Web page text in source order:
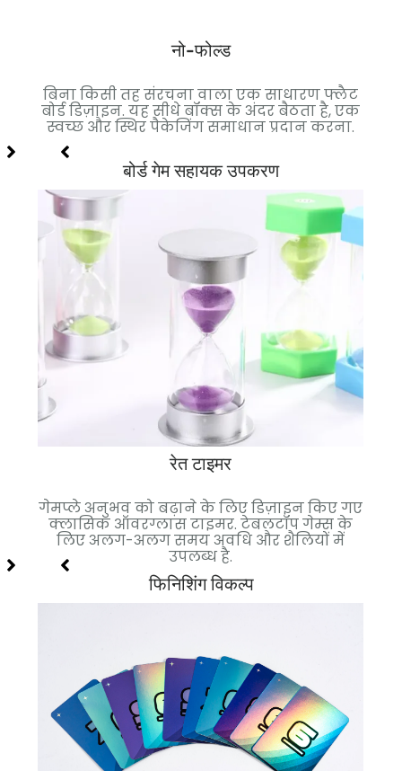
नो-फोल्ड
बिना किसी तह संरचना वाला एक साधारण फ्लैट
बोर्ड डिज़ाइन. यह सीधे बॉक्स के अंदर बैठता है, एक
स्वच्छ और स्थिर पैकेजिंग समाधान प्रदान करना.
बोर्ड गेम सहायक उपकरण
रेत टाइमर
गेमप्ले अनुभव को बढ़ाने के लिए डिज़ाइन किए गए
क्लासिक ऑवरग्लास टाइमर. टेबलटॉप गेम्स के
लिए अलग-अलग समय अवधि और शैलियों में
उपलब्ध है.
फिनिशिंग विकल्प